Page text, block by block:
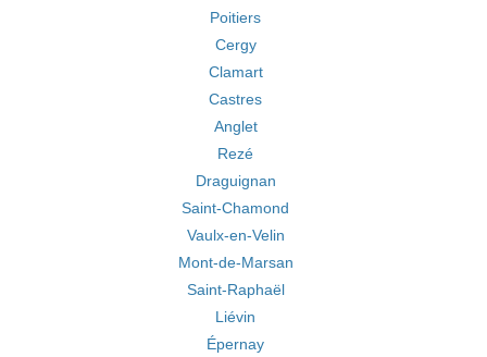
Poitiers
Cergy
Clamart
Castres
Anglet
Rezé
Draguignan
Saint-Chamond
Vaulx-en-Velin
Mont-de-Marsan
Saint-Raphaël
Liévin
Épernay